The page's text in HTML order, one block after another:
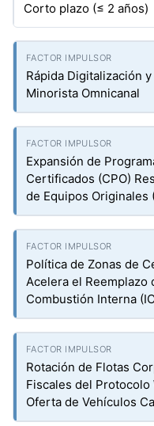
Corto plazo (≤ 2 años)
Rápida Digitalización
Minorista Omnicanal
Expansión de
Certificados (CPO)
de Equipos Originales
Política de Zonas de
Acelera el Reemplazo
Combustión Interna
Rotación de Flotas
Fiscales del Protocolo
Oferta de Vehículos